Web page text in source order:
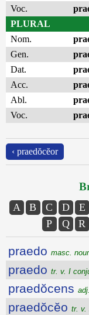
Voc.
PLURAL
Nom.
Gen.
Dat.
Acc.
Abl.
Voc.
‹ praedŏcĕor
A B C D E
P
Q R
praedo masc.
praedo tr. v. I
praedŏcens
praedŏcĕo tr. v.